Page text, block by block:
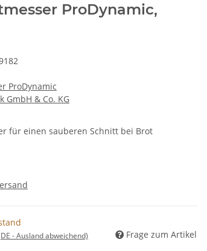
ProDynamic,
ProDynamic
GmbH & Co. KG
für einen sauberen Schnitt bei Brot
- Ausland abweichend) Frage zum Artikel